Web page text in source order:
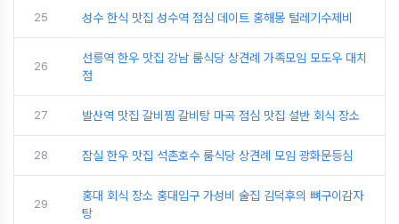
25 성수 한식 맛집 성수역 점심 데이트 홍해몽 털레기수제비
26
선릉역 한우 맛집 강남 룸식당 상견례 가족모임 모도우 대치
점
27 발산역 맛집 갈비찜 갈비탕 마곡 점심 맛집 설반 회식 장소
28 잠실 한우 맛집 석촌호수 룸식당 상견례 모임 광화문등심
29
홍대 회식 장소 홍대입구 가성비 술집 김덕후의 뼈구이감자
탕